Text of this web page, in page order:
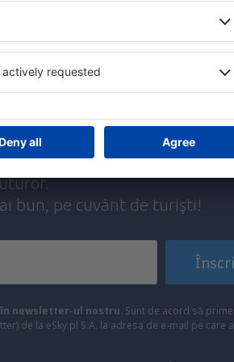
călătoresc
mai puțin
– profită de ofertele unice
bun, pe cuvânt de turişti!
newsletter-ul nostru. Sunt de acord să
de la eSky.pl S.A. la adresa de e-mail pe care